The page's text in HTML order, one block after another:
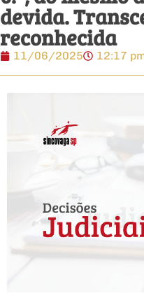
devida.
reconhecida
11/06/2025 12:17